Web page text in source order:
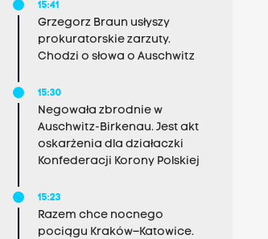
15:41
Grzegorz Braun usłyszy
prokuratorskie zarzuty.
Chodzi o słowa o Auschwitz
15:30
Negowała zbrodnie w
Auschwitz-Birkenau. Jest akt
oskarżenia dla działaczki
Konfederacji Korony Polskiej
15:23
Razem chce nocnego
pociągu Kraków–Katowice.